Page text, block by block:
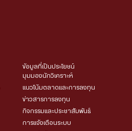
ข้อมูลที่เป็นประโยชน์
มุมมองนักวิเคราะห์
แนวโน้มตลาดและการลงทุน
ข่าวสารการลงทุน
กิจกรรมและประชาสัมพันธ์
การแจ้งเตือนระบบ